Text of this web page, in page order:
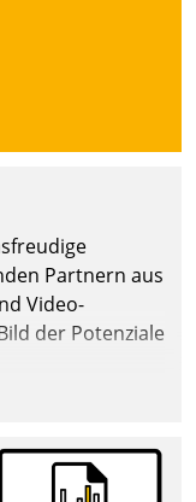
Partnern aus
Video-
der Potenziale